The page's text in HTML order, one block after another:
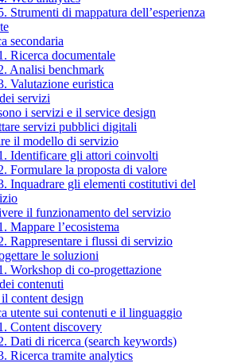
Strumenti di mappatura dell’esperienza
secondaria
Ricerca documentale
Analisi benchmark
Valutazione euristica
servizi
i servizi e il service design
servizi pubblici digitali
il modello di servizio
Identificare gli attori coinvolti
Formulare la proposta di valore
Inquadrare gli elementi costitutivi del
il funzionamento del servizio
Mappare l’ecosistema
Rappresentare i flussi di servizio
le soluzioni
Workshop di co-progettazione
contenuti
content design
utente sui contenuti e il linguaggio
Content discovery
Dati di ricerca (search keywords)
Ricerca tramite analytics